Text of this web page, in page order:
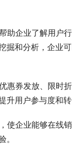
助企业了解用户
掘和分析，企业
惠券发放、限时
用户参与度和转
使企业能够在线